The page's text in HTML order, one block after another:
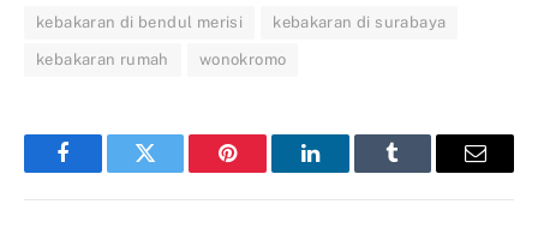
kebakaran di bendul merisi kebakaran di surabaya
kebakaran rumah wonokromo
FacebookTwitter Pinterest LinkedInTumblr Email